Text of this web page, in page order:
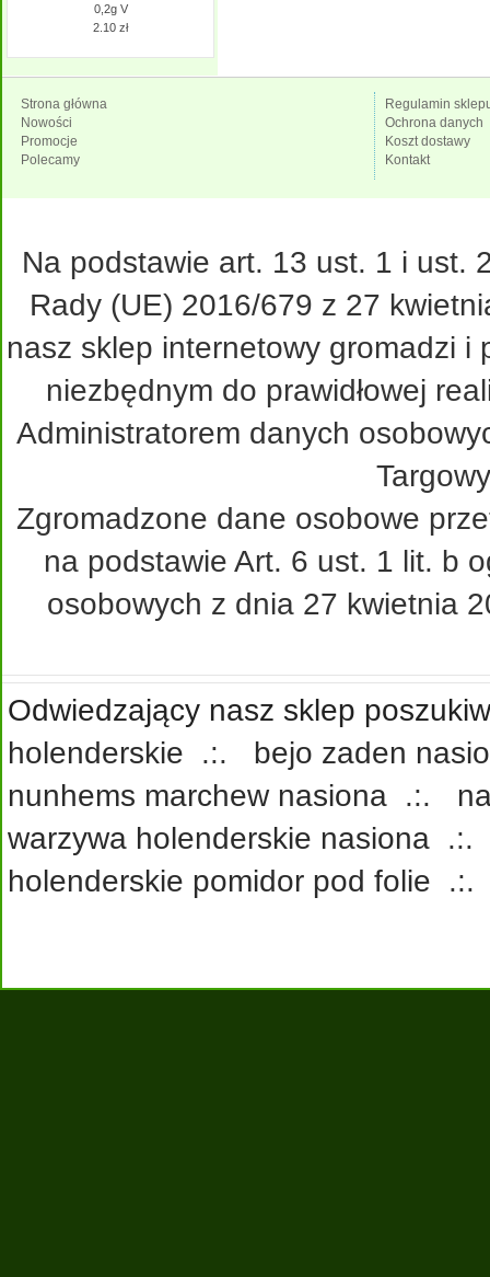
0,2g V
2.10 zł
Strona główna
Nowości
Promocje
Polecamy
Regulamin
Ochrona danych
Koszt dostawy
Kontakt
Na podstawie art. 13 ust. 1 i ust.
Rady (UE) 2016/679 z 27
nasz sklep internetowy gromadzi
niezbędnym do prawidłowej
Administratorem danych
Zgromadzone dane osobowe
na podstawie Art. 6 ust. 1 lit. b
osobowych z dnia 27 kwietnia
Odwiedzający nasz sklep
holenderskie .:. bejo zaden
nunhems marchew nasiona .:.
warzywa holenderskie nasiona
holenderskie pomidor pod folie